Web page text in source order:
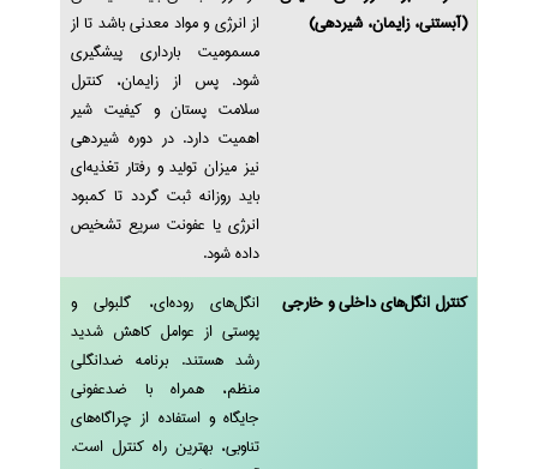
(آبستنی، زایمان، شیردهی)
از انرژی و مواد معدنی باشد تا از
مسمومیت بارداری پیشگیری
شود. پس از زایمان، کنترل
سلامت پستان و کیفیت شیر
اهمیت دارد. در دوره شیردهی
نیز میزان تولید و رفتار تغذیه‌ای
باید روزانه ثبت گردد تا کمبود
انرژی یا عفونت سریع تشخیص
داده شود.
کنترل انگل‌های داخلی و خارجی
انگل‌های روده‌ای، گلبولی و
پوستی از عوامل کاهش شدید
رشد هستند. برنامه ضدانگلی
منظم، همراه با ضدعفونی
جایگاه و استفاده از چراگاه‌های
تناوبی، بهترین راه کنترل است.